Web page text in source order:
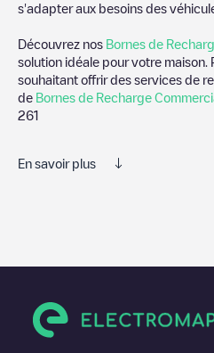
s'adapter aux besoins des
Découvrez nos Bornes de
solution idéale pour votre maison.
souhaitant offrir des services de
de Bornes de Recharge
261
En savoir plus
électrique la prochaine fois.